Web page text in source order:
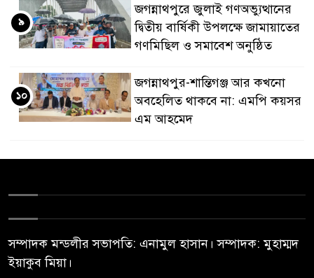
জগন্নাথপুরে জুলাই গণঅভ্যুত্থানের
দ্বিতীয় বার্ষিকী উপলক্ষে জামায়াতের
গণমিছিল ও সমাবেশ অনুষ্ঠিত
৯
জগন্নাথপুর-শান্তিগঞ্জ আর কখনো
অবহেলিত থাকবে না: এমপি কয়সর
এম আহমেদ
১০
সম্পাদক মন্ডলীর সভাপতি: এনামুল হাসান। সম্পাদক: মুহাম্মদ
ইয়াকুব মিয়া।